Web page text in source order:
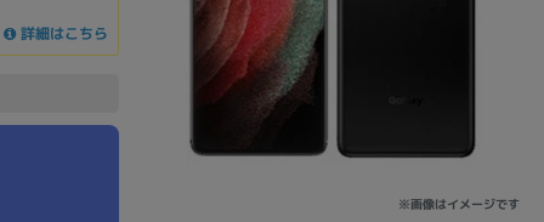
※画像はイメージです
詳細はこちら
ソフト